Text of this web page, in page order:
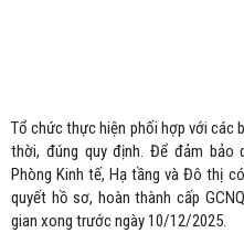
Tổ chức thực hiện phối hợp với các
thời, đúng quy định. Để đảm bảo
Phòng Kinh tế, Hạ tầng và Đô thị
quyết hồ sơ, hoàn thành cấp
gian xong trước ngày 10/12/2025.